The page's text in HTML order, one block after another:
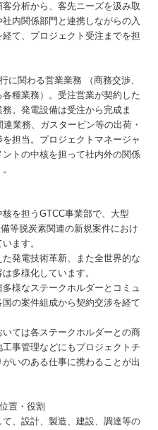
分析から、客先ニーズを汲み取
内関係部門と連携しながらの入
て、プロジェクト受注までを担
に関わる営業業務 （商務交渉、
種業務）。受注営業が契約した
。発電設備は受注から完成ま
業務、ガスタービン等の出荷・
担当。プロジェクトマネージャ
トの中核を担って社内外の関係
を担うGTCC事業部で、大型
等脱炭素関連の新規案件におけ
ます。
発電技術革新、また全世界的な
多様化しています。
様なステークホルダーとコミュ
の案件組成から契約交渉を経て
ては各ステークホルダーとの商
事管理などにもプロジェクトチ
いのある仕事に携わることが出
置・役割
、設計、製造、建設、調達等の